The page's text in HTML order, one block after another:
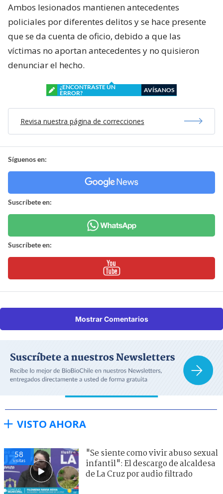
Ambos lesionados mantienen antecedentes
policiales por diferentes delitos y se hace presente
que se da cuenta de oficio, debido a que las
víctimas no aportan antecedentes y no quisieron
denunciar el hecho.
¿ENCONTRASTE UN
ERROR?
AVÍSANOS
Revisa nuestra página de correcciones
Síguenos en:
Suscríbete en:
Suscríbete en:
Mostrar Comentarios
VISTO AHORA
58
visitas
"Se siente como vivir abuso sexual
infantil": El descargo de alcaldesa
de La Cruz por audio filtrado